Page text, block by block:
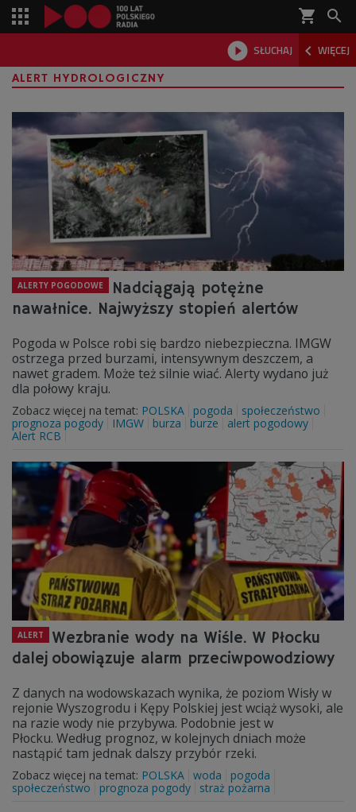
shopping_cart 
 SŁUCHAJ  WIĘCEJ

ALERT HYDROLOGICZNY
ALERTY POGODOWE
Nadciągają potężne
nawałnice. Najwyższy stopień alertów
Pogoda w Polsce robi się bardzo niebezpieczna. IMGW
ostrzega przed burzami, intensywnym deszczem, a
nawet gradem. Może też silnie wiać. Alerty wydano już
dla połowy kraju.
Zobacz więcej na temat: POLSKA pogoda
społeczeństwo
prognoza pogody
IMGW burza burze
alert pogodowy
Alert RCB
ALERT
Wezbranie wody na Wiśle. W Płocku
dalej obowiązuje alarm przeciwpowodziowy
Z danych na wodowskazach wynika, że poziom Wisły w
rejonie Wyszogrodu i Kępy Polskiej jest wciąż wysoki, ale
na razie wody nie przybywa. Podobnie jest w
Płocku. Według prognoz, w kolejnych dniach może
nastąpić tam jednak dalszy przybór rzeki.
Zobacz więcej na temat: POLSKA woda
pogoda
społeczeństwo
prognoza pogody straż pożarna